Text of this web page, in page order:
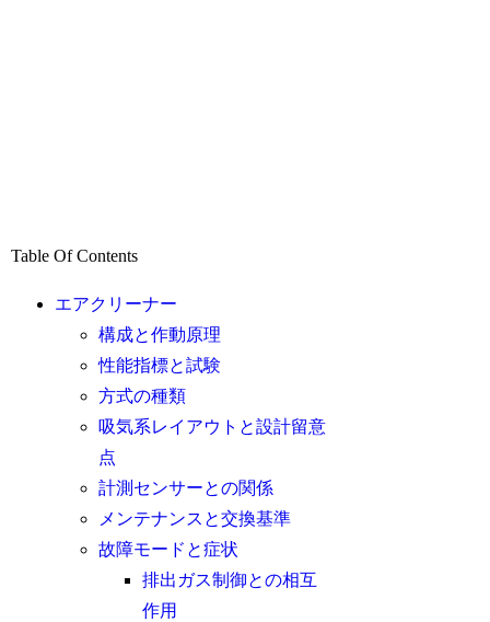
Table Of Contents
エアクリーナー
構成と作動原理
性能指標と試験
方式の種類
吸気系レイアウトと設計留意
点
計測センサーとの関係
メンテナンスと交換基準
故障モードと症状
排出ガス制御との相互
作用